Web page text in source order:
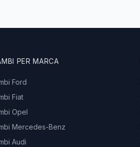
PER MARCA
Ford
Fiat
Opel
Mercedes-Benz
Audi